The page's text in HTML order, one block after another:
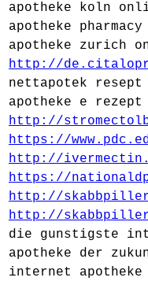
apotheke koln
apotheke
apotheke zurich
http://
nettapotek resept
apotheke e
http://
https://
http://
https://
http://
http://
die gunstigste
apotheke der
internet apotheke